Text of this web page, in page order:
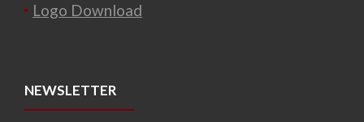
Logo Download
NEWSLETTER